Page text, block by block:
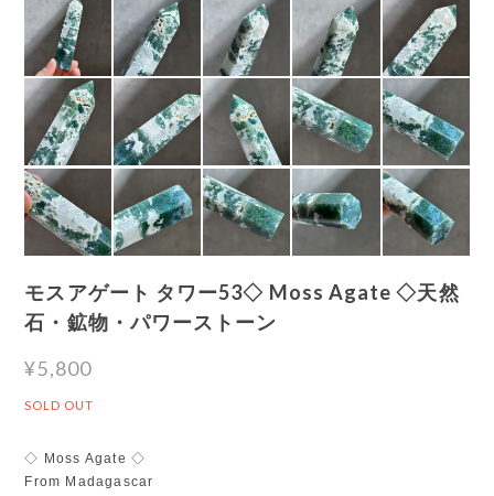
モスアゲート タワー53◇ Moss Agate ◇天然
石・鉱物・パワーストーン
¥5,800
SOLD OUT
◇ Moss Agate ◇
From Madagascar